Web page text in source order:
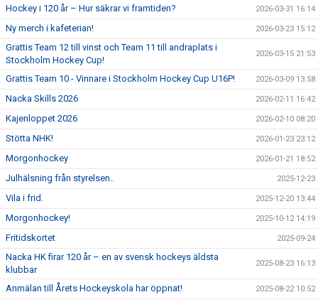
Hockey i 120 år – Hur säkrar vi framtiden? 2026-03-31 16:14
Ny merch i kafeterian! 2026-03-23 15:12
Grattis Team 12 till vinst och Team 11 till andraplats i
Stockholm Hockey Cup!
2026-03-15 21:53
Grattis Team 10 - Vinnare i Stockholm Hockey Cup U16P! 2026-03-09 13:58
Nacka Skills 2026 2026-02-11 16:42
Kajenloppet 2026 2026-02-10 08:20
Stötta NHK! 2026-01-23 23:12
Morgonhockey 2026-01-21 18:52
Julhälsning från styrelsen.. 2025-12-23
Vila i frid. 2025-12-20 13:44
Morgonhockey! 2025-10-12 14:19
Fritidskortet 2025-09-24
Nacka HK firar 120 år – en av svensk hockeys äldsta
klubbar
2025-08-23 16:13
Anmälan till Årets Hockeyskola har öppnat! 2025-08-22 10:52